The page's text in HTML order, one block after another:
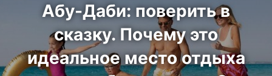
Абу-Даби: поверить в
сказку. Почему это
идеальное место отдыха